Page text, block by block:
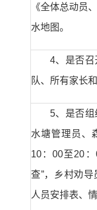
《全体总动员
水地图。
4、是否
队、所有家长
5、是否
水塘管理员、
10：00至20
查”，乡村劝
人员安排表、